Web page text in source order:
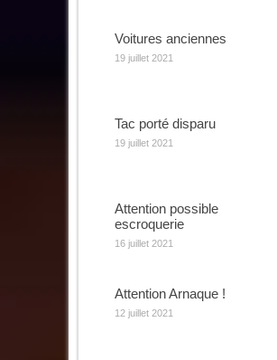
Voitures anciennes
19 juillet 2021
Tac porté disparu
19 juillet 2021
Attention possible
escroquerie
16 juillet 2021
Attention Arnaque !
12 juillet 2021